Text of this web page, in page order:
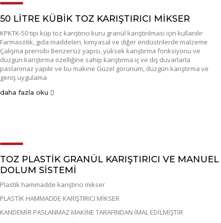
50 LİTRE KÜBİK TOZ KARIŞTIRICI MİKSER
KPKTK-50 tipi küp toz karıştırıcı kuru granül karıştırılması için kullanılır
Farmasötik, gıda maddeleri, kimyasal ve diğer endüstrilerde malzeme
Çalışma prensibi Benzersiz yapısı, yüksek karıştırma fonksiyonu ve
düzgün karıştırma özelliğine sahip karıştırma iç ve dış duvarlarla
paslanmaz yapılır ve bu makine Güzel görünüm, düzgün karıştırma ve
geniş uygulama
daha fazla oku
TOZ PLASTİK GRANÜL KARIŞTIRICI VE MANUEL
DOLUM SİSTEMİ
Plastik hammadde karıştırıcı mikser
PLASTİK HAMMADDE KARIŞTIRICI MİKSER
KANDEMİR PASLANMAZ MAKİNE TARAFINDAN İMAL EDİLMİŞTİR